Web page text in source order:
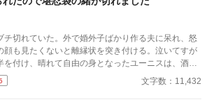
な方は回れ右をお願いいたします。 小説家にな
でも投稿しています。
チ切れていた。外で婚外子ばかり作る夫に呆れ、怒
顔も見たくないと離縁状を突き付ける。泣いてすが
を付け、晴れて自由の身となったユーニスは、酒場
羽目を外した。そこに、婚約解消をして落ちこむ紫
ユーニスは、その辛気臭い男に絡み、酔っぱらい、
文字数：11,432